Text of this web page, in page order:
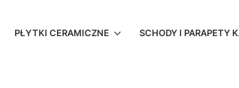
PŁYTKI CERAMICZNE SCHODY I PARAPETY